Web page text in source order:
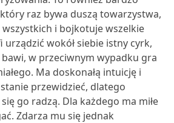
raz bywa duszą towarzystwa,
i bojkotuje wszelkie
wokół siebie istny cyrk,
w przeciwnym wypadku gra
Ma doskonałą intuicję i
przewidzieć, dlatego
go radzą. Dla każdego ma miłe
Zdarza mu się jednak